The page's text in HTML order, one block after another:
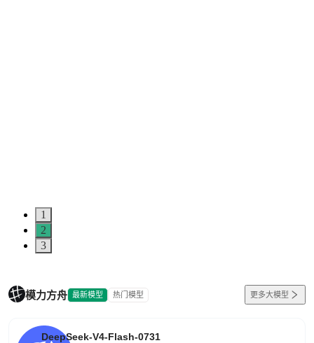
1
2
3
模力方舟 最新模型 热门模型 更多大模型
DeepSeek-V4-Flash-0731